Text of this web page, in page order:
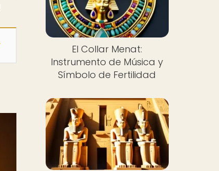
El Collar Menat:
Instrumento de Música y
Símbolo de Fertilidad